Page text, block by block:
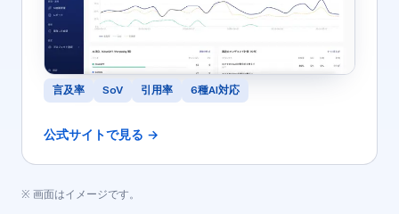
言及率 SoV 引用率 6種AI対応
公式サイトで見る →
※ 画面はイメージです。